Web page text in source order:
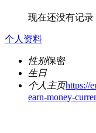
现在还没有记录
个人资料
性别保密
生日
个人主页https://
earn-money-